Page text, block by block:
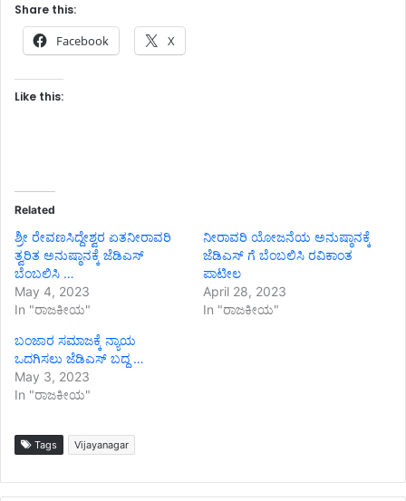
Share this:
Facebook X
Like this:
Related
ಶ್ರೀ ರೇವಣಸಿದ್ದೇಶ್ವರ ಏತನೀರಾವರಿ
ತ್ವರಿತ ಅನುಷ್ಠಾನಕ್ಕೆ ಜೆಡಿಎಸ್
ಬೆಂಬಲಿಸಿ …
May 4, 2023
In "ರಾಜಕೀಯ"
ನೀರಾವರಿ ಯೋಜನೆಯ ಅನುಷ್ಠಾನಕ್ಕೆ
ಜೆಡಿಎಸ್ ಗೆ ಬೆಂಬಲಿಸಿ ರವಿಕಾಂತ
ಪಾಟೀಲ
April 28, 2023
In "ರಾಜಕೀಯ"
ಬಂಜಾರ ಸಮಾಜಕ್ಕೆ ನ್ಯಾಯ
ಒದಗಿಸಲು ಜೆಡಿಎಸ್ ಬದ್ದ …
May 3, 2023
In "ರಾಜಕೀಯ"
Tags Vijayanagar